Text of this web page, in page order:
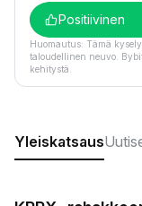
Positiivinen
Huomautus: Tämä
taloudellinen neuvo.
kehitystä.
Yleiskatsaus